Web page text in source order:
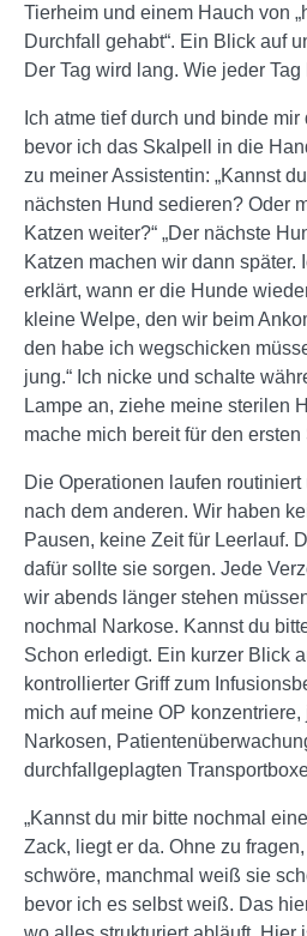
Tierheim und einem Hauch von
Durchfall gehabt“. Ein Blick auf
Der Tag wird lang. Wie jeder Tag
Ich atme tief durch und binde
bevor ich das Skalpell in die
zu meiner Assistentin: „Kannst
nächsten Hund sedieren? Oder
Katzen weiter?“ „Der nächste
Katzen machen wir dann später.
erklärt, wann er die Hunde
kleine Welpe, den wir beim
den habe ich wegschicken
jung.“ Ich nicke und schalte
Lampe an, ziehe meine sterilen
mache mich bereit für den ersten
Die Operationen laufen
nach dem anderen. Wir haben
Pausen, keine Zeit für Leerlauf.
dafür sollte sie sorgen. Jede
wir abends länger stehen
nochmal Narkose. Kannst du
Schon erledigt. Ein kurzer Blick
kontrollierter Griff zum
mich auf meine OP
Narkosen,
durchfallgeplagten
„Kannst du mir bitte nochmal
Zack, liegt er da. Ohne zu
schwöre, manchmal weiß sie
bevor ich es selbst weiß. Das